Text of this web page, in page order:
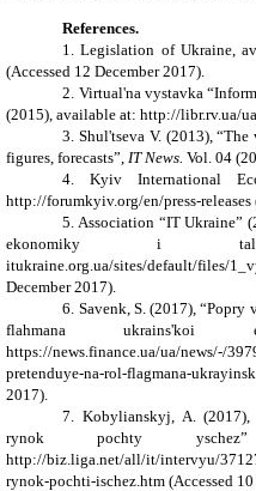
References.
1. Legislation of Ukraine,
(Accessed 12 December 2017).
2. Virtual'na vystavka
(2015) , available at: http://libr.rv.ua/
3. Shul'tseva V. (2013), “The
figures, forecasts”, IT News. Vol. 04
4. Kyiv International
http://forumkyiv.org/en/press-releases
5. Association “IT Ukraine”
ekonomiky i
itukraine.org.ua/sites/default/files/
December 2017).
6. Savenk, S. (2017),
flahmana ukrains'koi
https://news.finance.ua/ua/news/-/
pretenduye-na-rol-flagmana-
2017).
7. Kobylianskyj, A. (2017),
rynok pochty yschez
http://biz.liga.net/all/it/intervyu/
rynok-pochti-ischez.htm (Accessed